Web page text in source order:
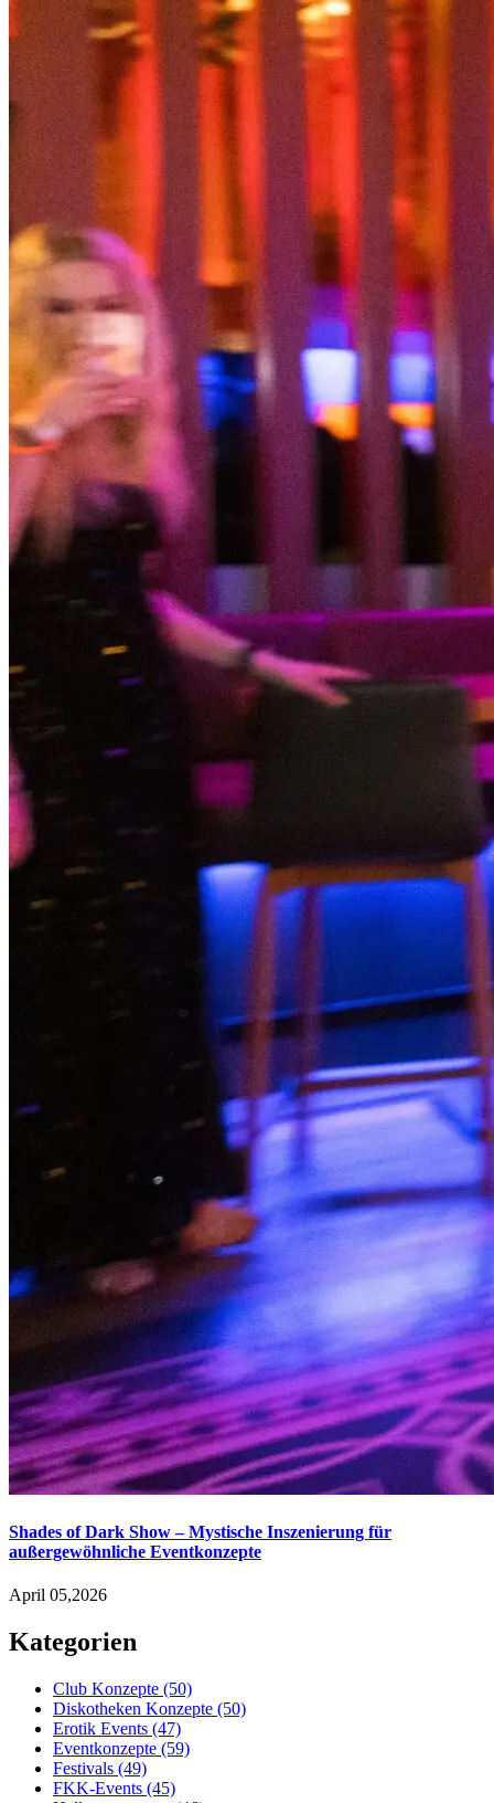
Shades of Dark Show – Mystische Inszenierung für
außergewöhnliche Eventkonzepte
April 05,2026
Kategorien
Club Konzepte (50)
Diskotheken Konzepte (50)
Erotik Events (47)
Eventkonzepte (59)
Festivals (49)
FKK-Events (45)